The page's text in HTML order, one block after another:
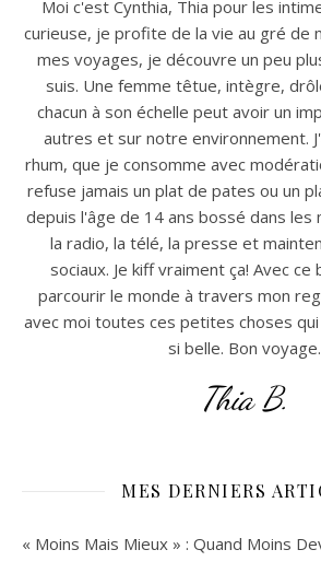
Moi c'est Cynthia, Thia pour les
curieuse, je profite de la vie au gré de
mes voyages, je découvre un peu
suis. Une femme têtue, intègre,
chacun à son échelle peut avoir un
autres et sur notre environnement.
rhum, que je consomme avec
refuse jamais un plat de pates ou un
depuis l'âge de 14 ans bossé dans les
la radio, la télé, la presse et
sociaux. Je kiff vraiment ça! Avec
parcourir le monde à travers mon
avec moi toutes ces petites choses
si belle. Bon voyage.
Thia B.
MES DERNIERS
« Moins Mais Mieux » : Quand Moins